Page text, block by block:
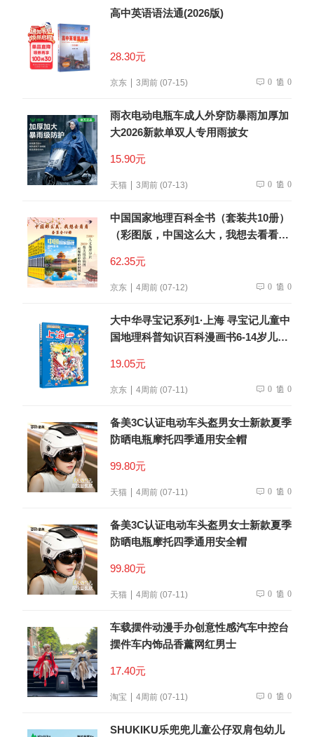
高中英语语法通(2026版)
28.30元
京东 3周前 (07-15) 0 0
雨衣电动电瓶车成人外穿防暴雨加厚加
大2026新款单双人专用雨披女
15.90元
天猫 3周前 (07-13) 0 0
中国国家地理百科全书（套装共10册）
（彩图版，中国这么大，我想去看看）
衔接
62.35元
京东 4周前 (07-12) 0 0
大中华寻宝记系列1·上海 寻宝记儿童中
国地理科普知识百科漫画书6-14岁儿童
一升二暑假衔接小升初儿童礼物京东自
营正版
19.05元
京东 4周前 (07-11) 0 0
备美3C认证电动车头盔男女士新款夏季
防晒电瓶摩托四季通用安全帽
99.80元
天猫 4周前 (07-11) 0 0
备美3C认证电动车头盔男女士新款夏季
防晒电瓶摩托四季通用安全帽
99.80元
天猫 4周前 (07-11) 0 0
车载摆件动漫手办创意性感汽车中控台
摆件车内饰品香薰网红男士
17.40元
淘宝 4周前 (07-11) 0 0
SHUKIKU乐兜兜儿童公仔双肩包幼儿